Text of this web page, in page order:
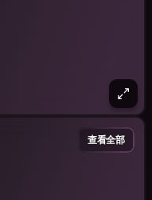
查看全部